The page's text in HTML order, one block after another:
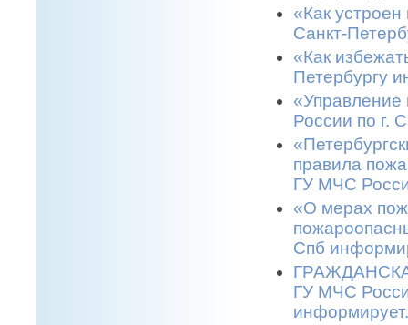
«Как
Санкт-
«Как
Петербургу
«Управление
России по г.
правила
ГУ МЧС
«О мерах
Спб
ГУ МЧС